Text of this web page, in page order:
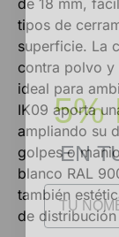
de 18 mm,
tipos de
superficie. La
contra polvo y
ideal para
IK09 aporta
ampliando su
golpes o
blanco RAL
también
de
5%
EN
NOMBRE